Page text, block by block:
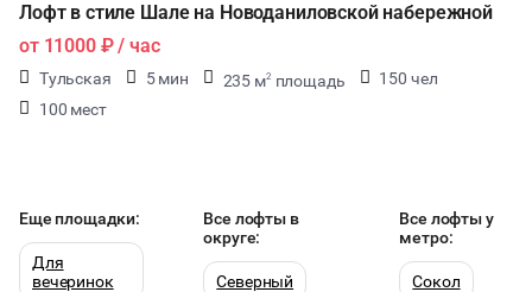
Лофт в стиле Шале на Новоданиловской набережной
от 11000 ₽/ час
Тульская 5 мин 235 м2 площадь
150 чел
100 мест
Еще площадки:
Для
вечеринок
Все лофты в
округе:
Северный
Все лофты у
метро:
Сокол